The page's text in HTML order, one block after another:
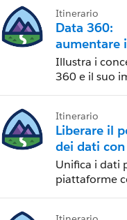
Itinerario
Data 360:
aumentare
dei dati
Illustra i
360 e il suo
Itinerario
Liberare il
dei dati con
Cloud
Unifica i dati
piattaforme